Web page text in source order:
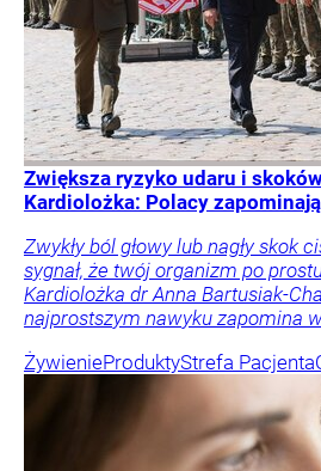
Zwiększa ryzyko udaru i
Kardiolożka: Polacy
Zwykły ból głowy lub nagły skok
sygnał, że twój organizm po
Kardiolożka dr Anna Bartusiak-
najprostszym nawyku zapomina
ŻywienieProduktyStrefa Pacjenta